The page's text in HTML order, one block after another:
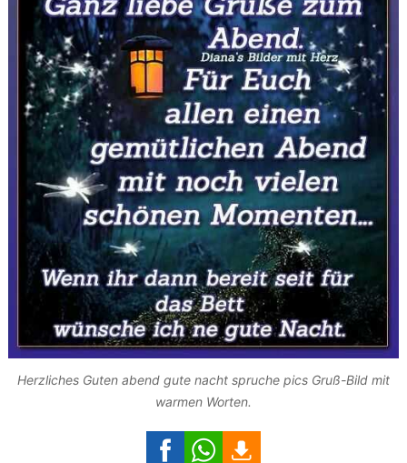
Herzliches Guten abend gute nacht spruche pics Gruß-Bild mit
warmen Worten.